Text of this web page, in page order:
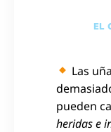
EL
Las
pueden
heridas e